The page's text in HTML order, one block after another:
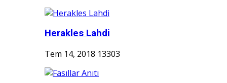
Herakles Lahdi
Tem 14, 2018 13303